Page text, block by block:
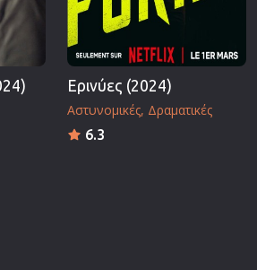
Ερινύες (2024)
Αστυνομικές Δραματικές
6.3